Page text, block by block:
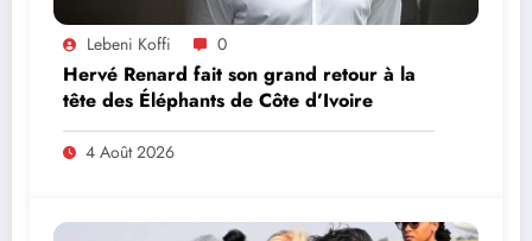
Lebeni Koffi 0
Hervé Renard fait son grand retour à la
tête des Éléphants de Côte d’Ivoire
4 Août 2026